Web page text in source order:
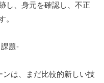
し、身元を確認し、不正
。
題-
は、まだ比較的新しい技